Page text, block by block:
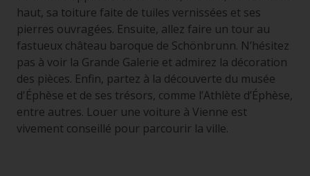
haut, sa toiture faite de tuiles vernissées et ses
pierres ouvragées. Ensuite, allez faire un tour au
fastueux château baroque de Schönbrunn. N’hésitez
pas à voir la Grande Galerie et admirez la décoration
des pièces. Enfin, partez à la découverte du musée
d'Éphèse et de ses trésors, comme l’Athlète d’Éphèse,
entre autres. Louer une voiture à Vienne est
vivement conseillé pour parcourir la ville.